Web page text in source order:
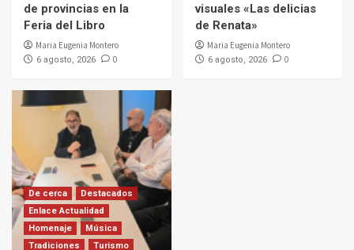
de provincias en la
Feria del Libro
Maria Eugenia Montero
6 agosto, 2026 0
visuales «Las delicias
de Renata»
Maria Eugenia Montero
6 agosto, 2026 0
De cerca
Destacados
Enlace Actualidad
Homenaje
Música
Tradiciones
Turismo